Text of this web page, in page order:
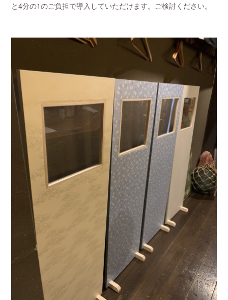
と4分の1のご負担で導入していただけます。ご検討ください。